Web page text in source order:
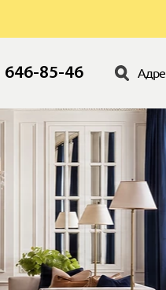
646-85-46